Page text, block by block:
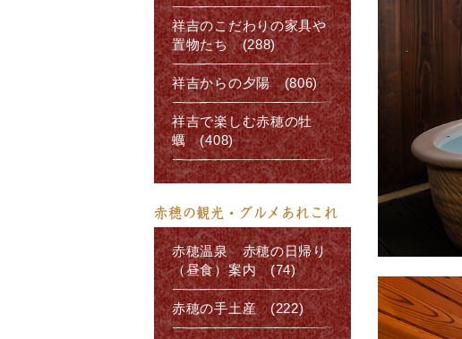
祥吉のこだわりの家具や
置物たち (288)
祥吉からの夕陽 (806)
祥吉で楽しむ赤穂の牡
蠣 (408)
赤穂の観光・グルメあれこれ
赤穂温泉 赤穂の日帰り
（昼食）案内 (74)
赤穂の手土産 (222)